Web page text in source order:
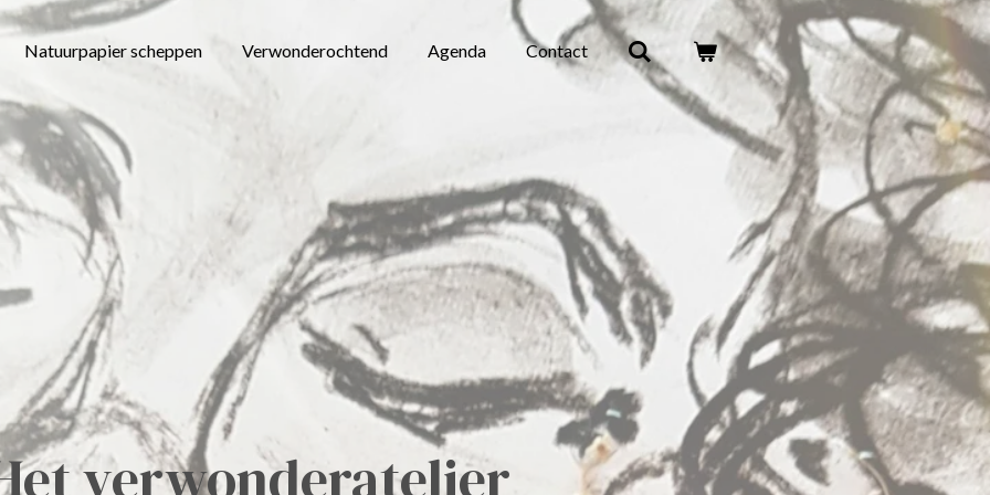
Natuurpapier scheppen Verwonderochtend Agenda Contact
verwonderatelier